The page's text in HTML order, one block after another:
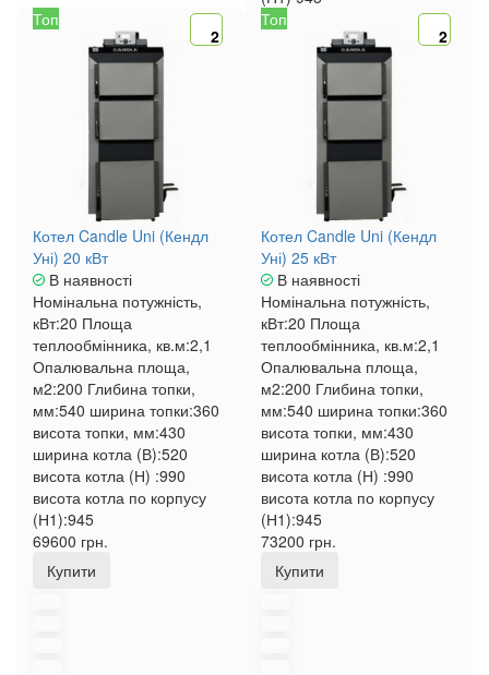
2
Топ
Котел Candle Uni (Кендл
Уні) 20 кВт
В наявності
Номінальна потужність,
кВт:20 Площа
теплообмінника, кв.м:2,1
Опалювальна площа,
м2:200 Глибина топки,
мм:540 ширина топки:360
висота топки, мм:430
ширина котла (В):520
висота котла (Н) :990
висота котла по корпусу
(Н1):945
69600 грн.
Купити
2
Топ
Котел Candle Uni (Кендл
Уні) 25 кВт
В наявності
Номінальна потужність,
кВт:20 Площа
теплообмінника, кв.м:2,1
Опалювальна площа,
м2:200 Глибина топки,
мм:540 ширина топки:360
висота топки, мм:430
ширина котла (В):520
висота котла (Н) :990
висота котла по корпусу
(Н1):945
73200 грн.
Купити